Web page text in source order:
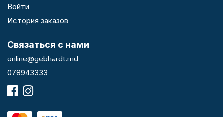
Войти
История заказов
Связаться с нами
online@gebhardt.md
078943333